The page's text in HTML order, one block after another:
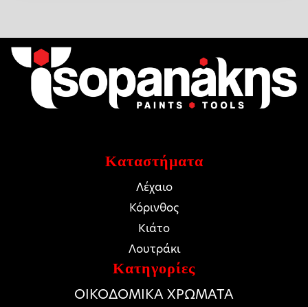
Καταστήματα
Λέχαιο
Κόρινθος
Κιάτο
Λουτράκι
Κατηγορίες
ΟΙΚΟΔΟΜΙΚΑ ΧΡΩΜΑΤΑ